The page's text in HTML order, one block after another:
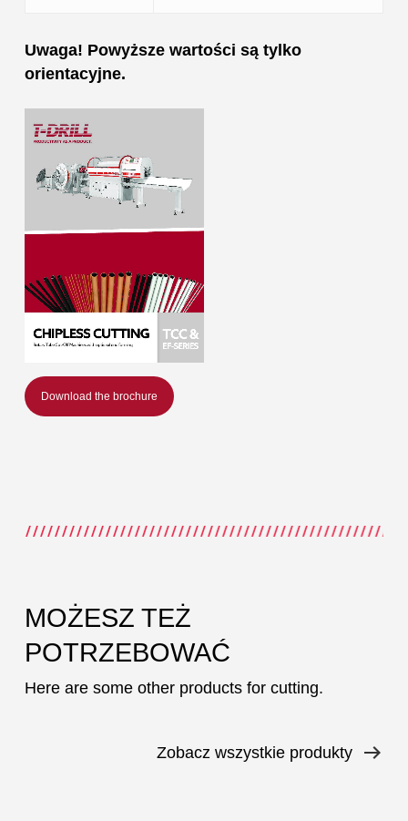
Uwaga! Powyższe wartości są tylko
orientacyjne.
Download the brochure
MOŻESZ TEŻ
POTRZEBOWAĆ
Here are some other products for cutting.
Zobacz wszystkie produkty